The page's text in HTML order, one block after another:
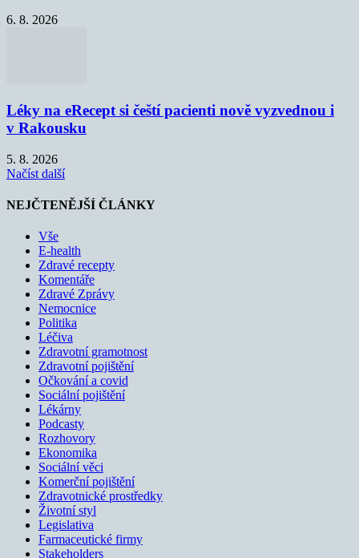
6. 8. 2026
Léky na eRecept si čeští pacienti nově vyzvednou i
v Rakousku
5. 8. 2026
Načíst další
NEJČTENĚJŠÍ ČLÁNKY
Vše
E-health
Zdravé recepty
Komentáře
Zdravé Zprávy
Nemocnice
Politika
Léčiva
Zdravotní gramotnost
Zdravotní pojištění
Očkování a covid
Sociální pojištění
Lékárny
Podcasty
Rozhovory
Ekonomika
Sociální věci
Komerční pojištění
Zdravotnické prostředky
Životní styl
Legislativa
Farmaceutické firmy
Stakeholders